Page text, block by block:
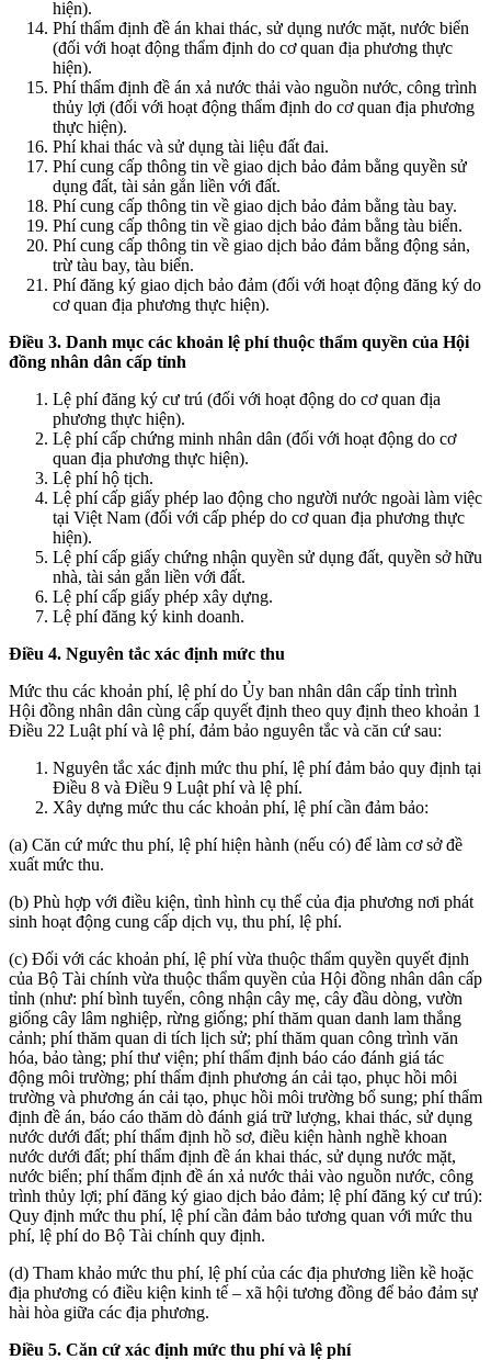
hiện).
Phí thẩm định đề án khai thác, sử dụng nước mặt, nước biển
(đối với hoạt động thẩm định do cơ quan địa phương thực
hiện).
Phí thẩm định đề án xả nước thải vào nguồn nước, công trình
thủy lợi (đối với hoạt động thẩm định do cơ quan địa phương
thực hiện).
Phí khai thác và sử dụng tài liệu đất đai.
Phí cung cấp thông tin về giao dịch bảo đảm bằng quyền sử
dụng đất, tài sản gắn liền với đất.
Phí cung cấp thông tin về giao dịch bảo đảm bằng tàu bay.
Phí cung cấp thông tin về giao dịch bảo đảm bằng tàu biển.
Phí cung cấp thông tin về giao dịch bảo đảm bằng động sản,
trừ tàu bay, tàu biển.
Phí đăng ký giao dịch bảo đảm (đối với hoạt động đăng ký do
cơ quan địa phương thực hiện).
Điều 3. Danh mục các khoản lệ phí thuộc thẩm quyền của Hội
đồng nhân dân cấp tỉnh
Lệ phí đăng ký cư trú (đối với hoạt động do cơ quan địa
phương thực hiện).
Lệ phí cấp chứng minh nhân dân (đối với hoạt động do cơ
quan địa phương thực hiện).
Lệ phí hộ tịch.
Lệ phí cấp giấy phép lao động cho người nước ngoài làm việc
tại Việt Nam (đối với cấp phép do cơ quan địa phương thực
hiện).
Lệ phí cấp giấy chứng nhận quyền sử dụng đất, quyền sở hữu
nhà, tài sản gắn liền với đất.
Lệ phí cấp giấy phép xây dựng.
Lệ phí đăng ký kinh doanh.
Điều 4. Nguyên tắc xác định mức thu
Mức thu các khoản phí, lệ phí do Ủy ban nhân dân cấp tỉnh trình
Hội đồng nhân dân cùng cấp quyết định theo quy định theo khoản 1
Điều 22 Luật phí và lệ phí, đảm bảo nguyên tắc và căn cứ sau:
Nguyên tắc xác định mức thu phí, lệ phí đảm bảo quy định tại
Điều 8 và Điều 9 Luật phí và lệ phí.
Xây dựng mức thu các khoản phí, lệ phí cần đảm bảo:
(a) Căn cứ mức thu phí, lệ phí hiện hành (nếu có) để làm cơ sở đề
xuất mức thu.
(b) Phù hợp với điều kiện, tình hình cụ thể của địa phương nơi phát
sinh hoạt động cung cấp dịch vụ, thu phí, lệ phí.
(c) Đối với các khoản phí, lệ phí vừa thuộc thẩm quyền quyết định
của Bộ Tài chính vừa thuộc thẩm quyền của Hội đồng nhân dân cấp
tỉnh (như: phí bình tuyển, công nhận cây mẹ, cây đầu dòng, vườn
giống cây lâm nghiệp, rừng giống; phí thăm quan danh lam thắng
cảnh; phí thăm quan di tích lịch sử; phí thăm quan công trình văn
hóa, bảo tàng; phí thư viện; phí thẩm định báo cáo đánh giá tác
động môi trường; phí thẩm định phương án cải tạo, phục hồi môi
trường và phương án cải tạo, phục hồi môi trường bổ sung; phí thẩm
định đề án, báo cáo thăm dò đánh giá trữ lượng, khai thác, sử dụng
nước dưới đất; phí thẩm định hồ sơ, điều kiện hành nghề khoan
nước dưới đất; phí thẩm định đề án khai thác, sử dụng nước mặt,
nước biển; phí thẩm định đề án xả nước thải vào nguồn nước, công
trình thủy lợi; phí đăng ký giao dịch bảo đảm; lệ phí đăng ký cư trú):
Quy định mức thu phí, lệ phí cần đảm bảo tương quan với mức thu
phí, lệ phí do Bộ Tài chính quy định.
(d) Tham khảo mức thu phí, lệ phí của các địa phương liền kề hoặc
địa phương có điều kiện kinh tế – xã hội tương đồng để bảo đảm sự
hài hòa giữa các địa phương.
Điều 5. Căn cứ xác định mức thu phí và lệ phí